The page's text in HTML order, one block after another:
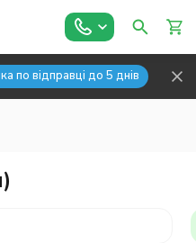
по відправці до 5 днів